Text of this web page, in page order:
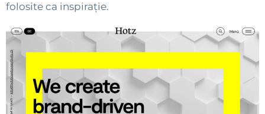
folosite ca inspirație.